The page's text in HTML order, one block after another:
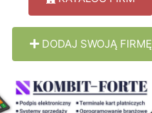
DODAJ SWOJĄ FIRMĘ